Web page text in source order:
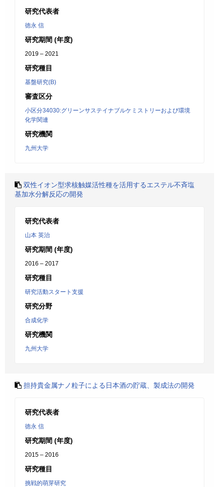
研究代表者
徳永 信
研究期間 (年度)
2019 – 2021
研究種目
基盤研究(B)
審査区分
小区分34030:グリーンサステイナブルケミストリーおよび環境
化学関連
研究機関
九州大学
双性イオン型求核触媒活性種を活用するエステル不斉塩
基加水分解反応の開発
研究代表者
山本 英治
研究期間 (年度)
2016 – 2017
研究種目
研究活動スタート支援
研究分野
合成化学
研究機関
九州大学
担持貴金属ナノ粒子による日本酒の貯蔵、製成法の開発
研究代表者
徳永 信
研究期間 (年度)
2015 – 2016
研究種目
挑戦的萌芽研究